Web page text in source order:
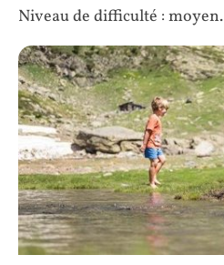
Niveau de difficulté : moyen.